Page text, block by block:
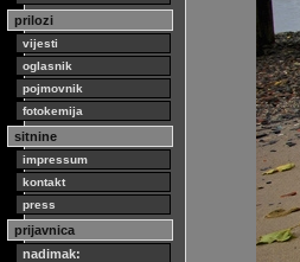
prilozi
vijesti
oglasnik
pojmovnik
fotokemija
sitnine
impressum
kontakt
press
prijavnica
nadimak: